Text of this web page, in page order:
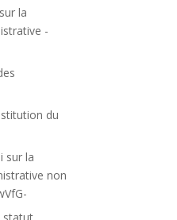
la
-
du
sur la
non